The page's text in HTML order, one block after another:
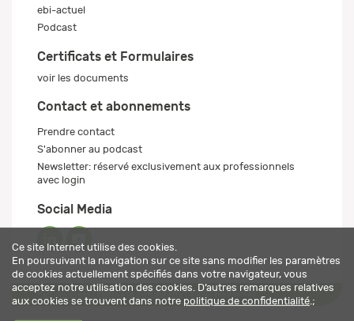
ebi-actuel
Podcast
Certificats et Formulaires
voir les documents
Contact et abonnements
Prendre contact
S'abonner au podcast
Newsletter: réservé exclusivement aux professionnels
avec login
Social Media
Ce site Internet utilise des cookies.
En poursuivant la navigation sur ce site sans modifier les paramètres
de cookies actuellement spécifiés dans votre navigateur, vous
acceptez notre utilisation des cookies. D’autres remarques relatives
aux cookies se trouvent dans notre politique de confidentialité .;